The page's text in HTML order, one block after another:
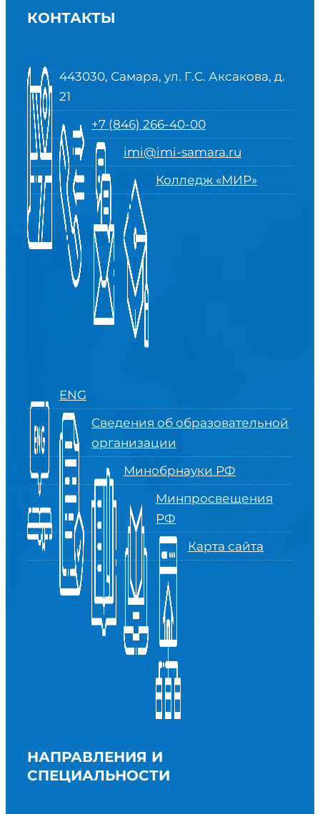
КОНТАКТЫ
443030, Самара, ул. Г.С. Аксакова, д.
21
+7 (846) 266-40-00
imi@imi-samara.ru
Колледж «МИР»
ENG
Сведения об образовательной
организации
Минобрнауки РФ
Минпросвещения
РФ
Карта сайта
НАПРАВЛЕНИЯ И
СПЕЦИАЛЬНОСТИ